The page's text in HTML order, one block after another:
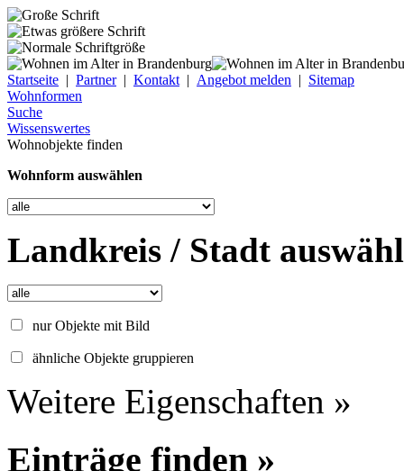
Startseite | Partner| Kontakt | Angebot melden | Sitemap
Wohnformen
Suche
Wissenswertes
Wohnobjekte finden
Wohnform auswählen
Landkreis / Stadt
nur Objekte mit Bild
ähnliche Objekte gruppieren
Weitere Eigenschaften »
Einträge finden »